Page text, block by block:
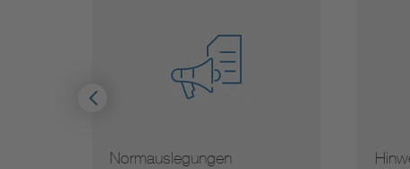
Hinweise zur Vervielfältigung